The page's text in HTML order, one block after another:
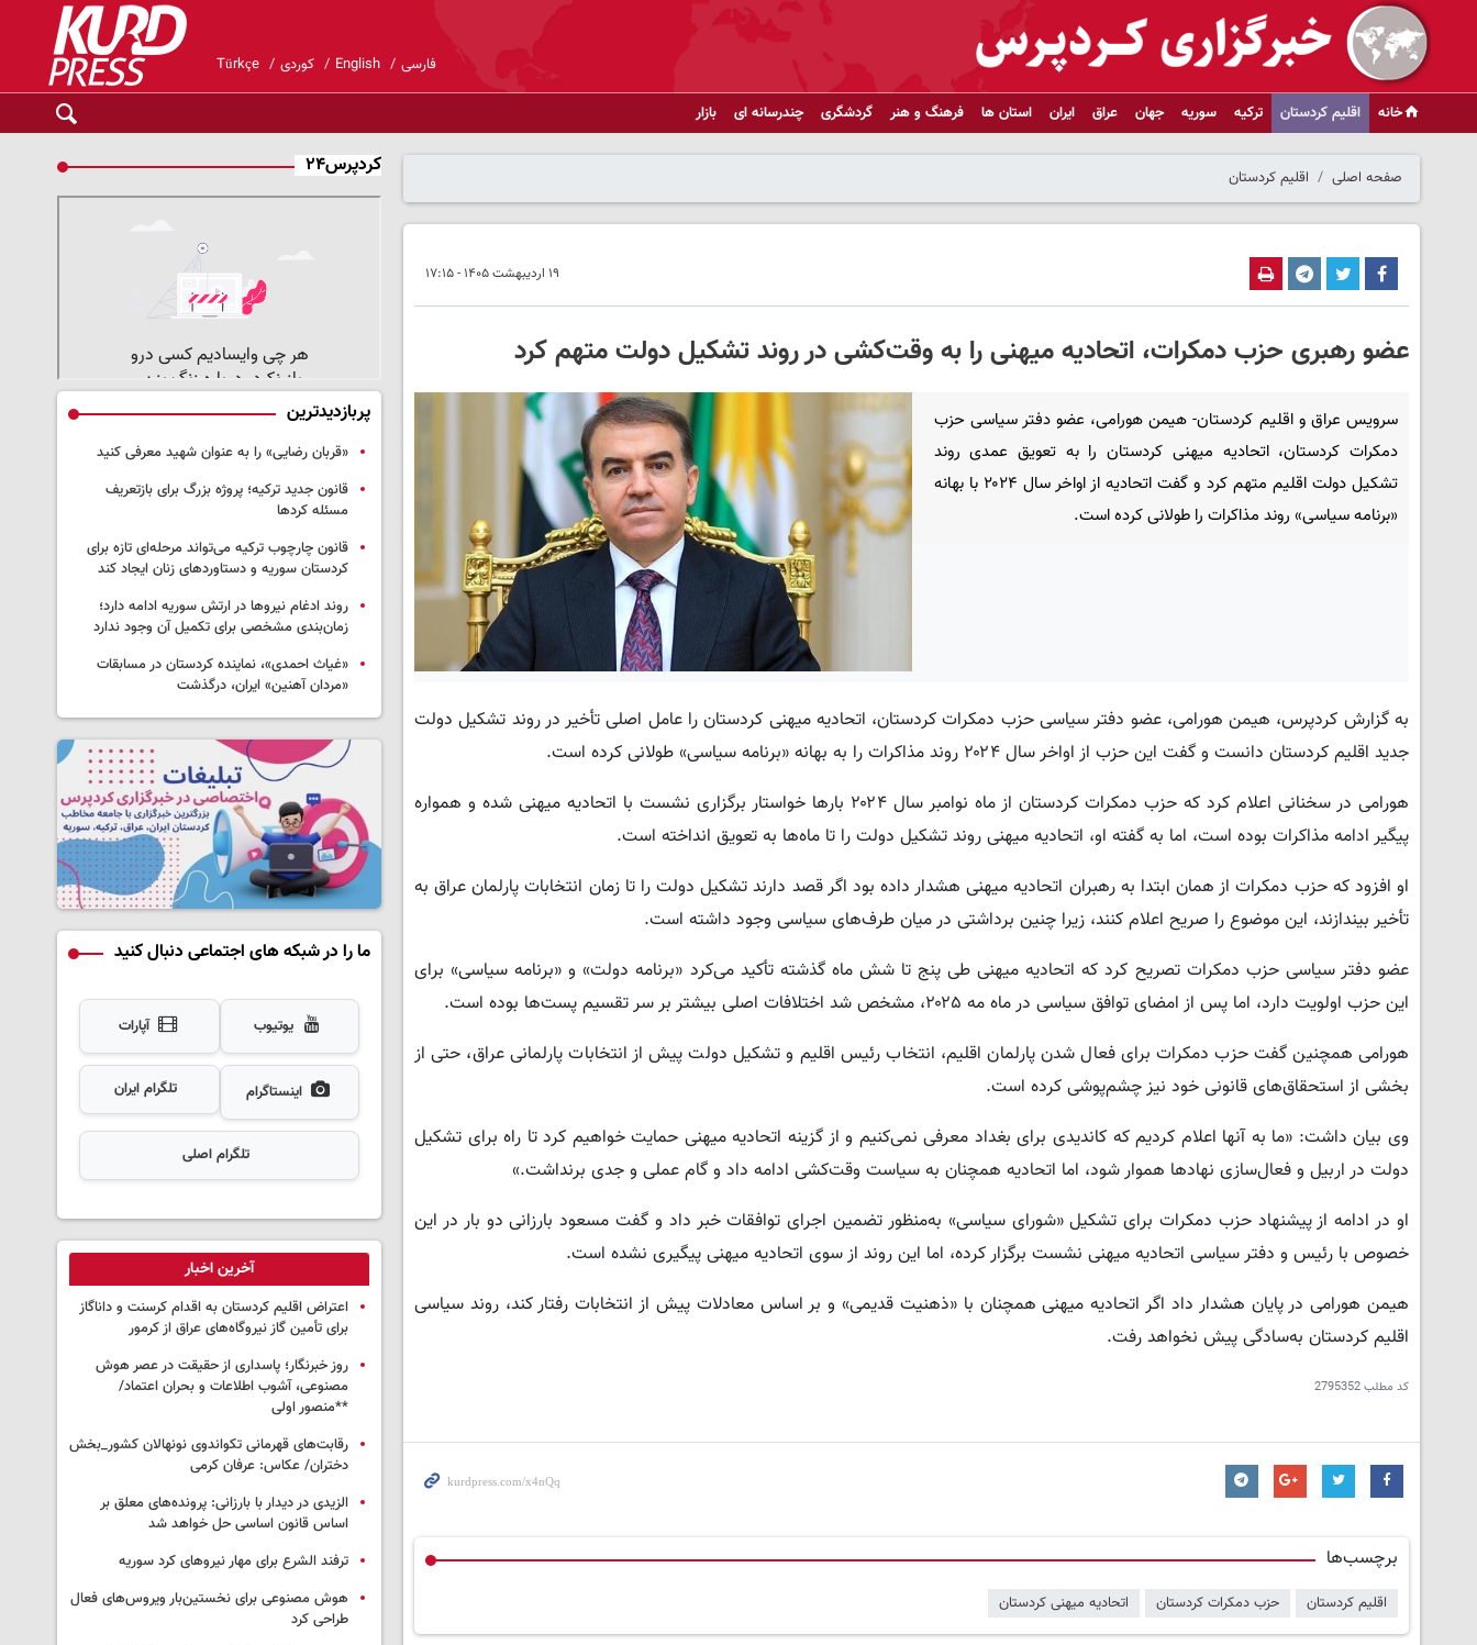
فارسی English کوردی Türkçe
خانه اقلیم کردستان ترکیه سوریه جهان عراق ایران استان ها فرهنگ و هنر گردشگری چندرسانه ای بازار
صفحه اصلی اقلیم کردستان
۱۹ اردیبهشت ۱۴۰۵ - ۱۷:۱۵
عضو رهبری حزب دمکرات، اتحادیه میهنی را به وقت‌کشی در روند تشکیل دولت متهم کرد
سرویس عراق و اقلیم کردستان- هیمن هورامی، عضو دفتر سیاسی حزب
دمکرات کردستان، اتحادیه میهنی کردستان را به تعویق عمدی روند
تشکیل دولت اقلیم متهم کرد و گفت اتحادیه از اواخر سال ۲۰۲۴ با بهانه
«برنامه سیاسی» روند مذاکرات را طولانی کرده است.
به گزارش کردپرس، هیمن هورامی، عضو دفتر سیاسی حزب دمکرات کردستان، اتحادیه میهنی کردستان را عامل اصلی تأخیر در روند تشکیل دولت
جدید اقلیم کردستان دانست و گفت این حزب از اواخر سال ۲۰۲۴ روند مذاکرات را به بهانه «برنامه سیاسی» طولانی کرده است.
هورامی در سخنانی اعلام کرد که حزب دمکرات کردستان از ماه نوامبر سال ۲۰۲۴ بارها خواستار برگزاری نشست با اتحادیه میهنی شده و همواره
پیگیر ادامه مذاکرات بوده است، اما به گفته او، اتحادیه میهنی روند تشکیل دولت را تا ماه‌ها به تعویق انداخته است.
او افزود که حزب دمکرات از همان ابتدا به رهبران اتحادیه میهنی هشدار داده بود اگر قصد دارند تشکیل دولت را تا زمان انتخابات پارلمان عراق به
تأخیر بیندازند، این موضوع را صریح اعلام کنند، زیرا چنین برداشتی در میان طرف‌های سیاسی وجود داشته است.
عضو دفتر سیاسی حزب دمکرات تصریح کرد که اتحادیه میهنی طی پنج تا شش ماه گذشته تأکید می‌کرد «برنامه دولت» و «برنامه سیاسی» برای
این حزب اولویت دارد، اما پس از امضای توافق سیاسی در ماه مه ۲۰۲۵، مشخص شد اختلافات اصلی بیشتر بر سر تقسیم پست‌ها بوده است.
هورامی همچنین گفت حزب دمکرات برای فعال شدن پارلمان اقلیم، انتخاب رئیس اقلیم و تشکیل دولت پیش از انتخابات پارلمانی عراق، حتی از
بخشی از استحقاق‌های قانونی خود نیز چشم‌پوشی کرده است.
وی بیان داشت: «ما به آنها اعلام کردیم که کاندیدی برای بغداد معرفی نمی‌کنیم و از گزینه اتحادیه میهنی حمایت خواهیم کرد تا راه برای تشکیل
دولت در اربیل و فعال‌سازی نهادها هموار شود، اما اتحادیه همچنان به سیاست وقت‌کشی ادامه داد و گام عملی و جدی برنداشت.»
او در ادامه از پیشنهاد حزب دمکرات برای تشکیل «شورای سیاسی» به‌منظور تضمین اجرای توافقات خبر داد و گفت مسعود بارزانی دو بار در این
خصوص با رئیس و دفتر سیاسی اتحادیه میهنی نشست برگزار کرده، اما این روند از سوی اتحادیه میهنی پیگیری نشده است.
هیمن هورامی در پایان هشدار داد اگر اتحادیه میهنی همچنان با «ذهنیت قدیمی» و بر اساس معادلات پیش از انتخابات رفتار کند، روند سیاسی
اقلیم کردستان به‌سادگی پیش نخواهد رفت.
کد مطلب2795352
برچسب‌ها
اقلیم کردستان حزب دمکرات کردستان اتحادیه میهنی کردستان
کردپرس۲۴
پربازدیدترین
«قربان رضایی» را به عنوان شهید معرفی کنید
قانون جدید ترکیه؛ پروژه بزرگ‌ برای بازتعریف
مسئله کردها
قانون چارچوب ترکیه می‌تواند مرحله‌ای تازه برای
کردستان سوریه و دستاوردهای زنان ایجاد کند
روند ادغام نیروها در ارتش سوریه ادامه دارد؛
زمان‌بندی مشخصی برای تکمیل آن وجود ندارد
«غیاث احمدی»، نماینده کردستان در مسابقات
«مردان آهنین» ایران، درگذشت
ما را در شبکه های اجتماعی دنبال کنید
یوتیوب آپارات
اینستاگرام تلگرام ایران
تلگرام اصلی
آخرین اخبار
اعتراض اقلیم کردستان به اقدام کرسنت و داناگاز
برای تأمین گاز نیروگاه‌های عراق از کرمور
روز خبرنگار؛ پاسداری از حقیقت در عصر هوش
مصنوعی، آشوب اطلاعات و بحران اعتماد/
**منصور اولی
رقابت‌های قهرمانی تکواندوی نونهالان کشور_بخش
دختران/ عکاس: عرفان کرمی
الزیدی در دیدار با بارزانی: پرونده‌های معلق بر
اساس قانون اساسی حل خواهد شد
ترفند الشرع برای مهار نیروهای کرد سوریه
هوش مصنوعی برای نخستین‌بار ویروس‌های فعال
طراحی کرد